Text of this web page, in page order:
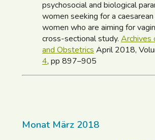
psychosocial and biological
women seeking for a
women who are aiming for
cross-sectional study. Archives
and Obstetrics April 2018,
4, pp 897–905
Monat März 2018